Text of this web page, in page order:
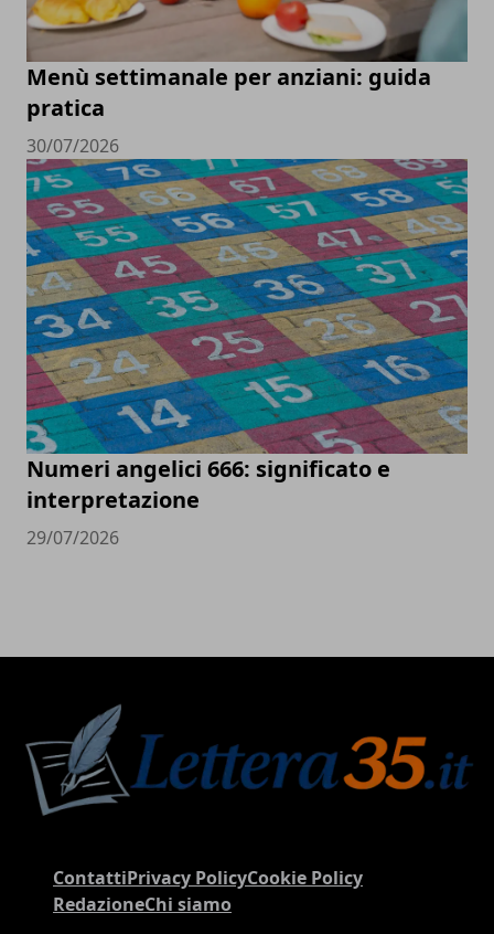
Menù settimanale per anziani: guida
pratica
30/07/2026
Numeri angelici 666: significato e
interpretazione
29/07/2026
ContattiPrivacy PolicyCookie Policy
RedazioneChi siamo